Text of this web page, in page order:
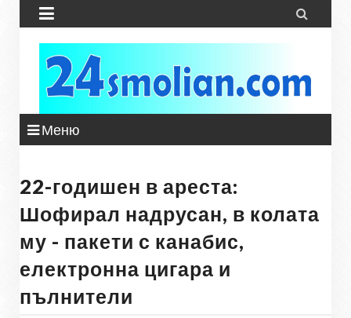
 
Меню
22-годишен в ареста:
Шофирал надрусан, в колата
му - пакети с канабис,
електронна цигара и
пълнители